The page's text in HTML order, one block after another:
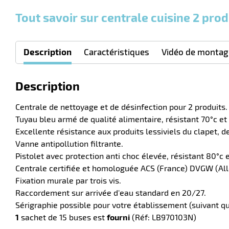
Tout savoir sur centrale cuisine 2
Description Caractéristiques Vidéo de
Description
Centrale de nettoyage et de désinfection pour 2
Tuyau bleu armé de qualité alimentaire, résistant 70°c et
Excellente résistance aux produits lessiviels du clapet,
Vanne antipollution filtrante.
Pistolet avec protection anti choc élevée, résistant 80°c
Centrale certifiée et homologuée ACS (France) DVGW
Fixation murale par trois vis.
Raccordement sur arrivée d'eau standard en 20/27.
Sérigraphie possible pour votre établissement (suivant
1 sachet de 15 buses est fourni (Réf: LB970103N)